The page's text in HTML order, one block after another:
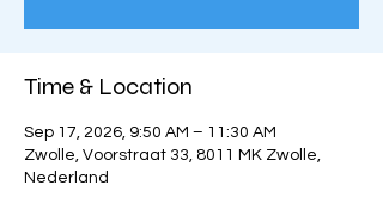
Time & Location
Sep 17, 2026, 9:50 AM – 11:30 AM
Zwolle, Voorstraat 33, 8011 MK Zwolle,
Nederland